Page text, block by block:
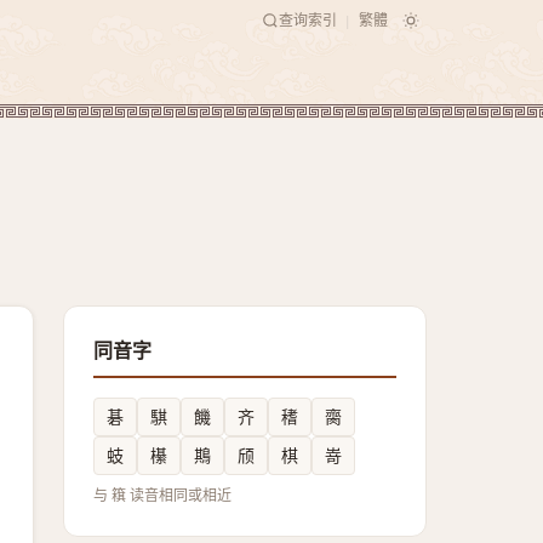
查询索引 繁體
同音字
碁 騏 饑 齐 䅲
䐡
蚑
櫀 䳢 颀 棋 嵜
与 簯 读音相同或相近